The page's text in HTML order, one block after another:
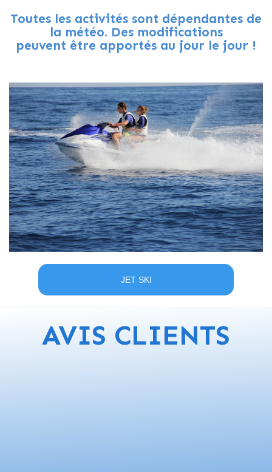
Toutes les activités sont dépendantes de
la météo. Des modifications
peuvent être apportés au jour le jour !
JET SKI
AVIS CLIENTS